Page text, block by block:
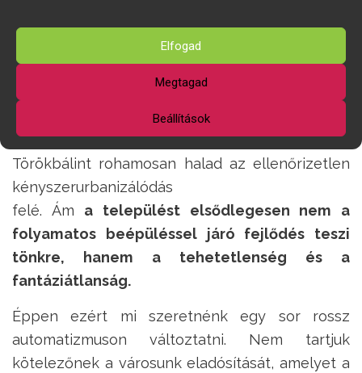
Elfogad
Megtagad
Beállítások
arra is, mit hagyunk örökül a gyerekeinknek.
Gondolunk arra, mi lesz, ha majd megkérdezik
tőlünk, hogy hová lettek a rétek, a csendes
utcák, a kertvárosias hangulat, amelyre még
nem vetettek árnyékot a sűrűn sorakozó magas
házak. Hová lett egy élhető település? Látjuk,
Törökbálint rohamosan halad az ellenőrizetlen
kényszerurbanizálódás
felé. Ám a települést elsődlegesen nem a
folyamatos beépüléssel járó fejlődés teszi
tönkre, hanem a tehetetlenség és a
fantáziátlanság.
Éppen ezért mi szeretnénk egy sor rossz
automatizmuson változtatni. Nem tartjuk
kötelezőnek a városunk eladósítását, amelyet a